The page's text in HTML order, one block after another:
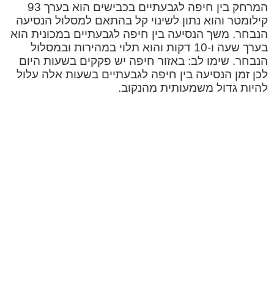
המרחק בין חיפה לגבעתיים בכבישים הוא בערך 93
קילומטר והוא נתון לשינוי קל בהתאם למסלול הנסיעה
הנבחר. משך הנסיעה בין חיפה לגבעתיים במכונית הוא
בערך שעה ו-10 דקות והוא תלוי במהירות ובמסלול
הנבחר. שימו לב: באזור חיפה יש פקקים בשעות היום
לכן זמן הנסיעה בין חיפה לגבעתיים בשעות אלה עלול
להיות גדול משמעותית מהנקוב.